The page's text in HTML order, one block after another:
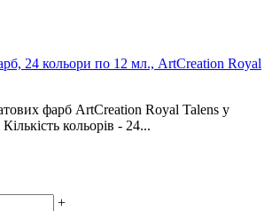
24 кольори по 12 мл., ArtCreation Royal
фарб ArtCreation Royal Talens у
кольорів - 24...
+